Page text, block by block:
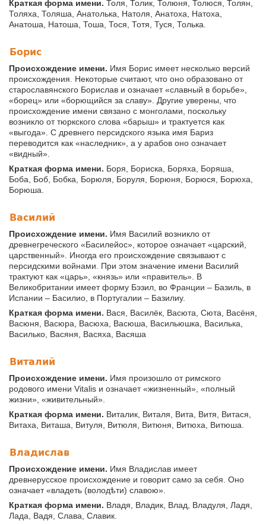
Краткая форма имени. Толя, Толик, Толюня, Толюся, Толян,
Толяха, Толяша, Анатолька, Натоля, Анатоха, Натоха,
Анатоша, Натоша, Тоша, Тося, Тотя, Туся, Толька.
Борис
Происхождение имени. Имя Борис имеет несколько версий
происхождения. Некоторые считают, что оно образовано от
старославянского Борислав и означает «славный в борьбе»,
«борец» или «борющийся за славу». Другие уверены, что
происхождение имени связано с монголами, поскольку
возникло от тюркского слова «барыш» и трактуется как
«выгода». С древнего персидского языка имя Бариз
переводится как «наследник», а у арабов оно означает
«видный».
Краткая форма имени. Боря, Бориска, Боряха, Боряша,
Боба, Боб, Бобка, Борюля, Боруля, Борюня, Борюся, Борюха,
Борюша.
Василий
Происхождение имени. Имя Василий возникло от
древнегреческого «Басилейос», которое означает «царский,
царственный». Иногда его происхождение связывают с
персидскими войнами. При этом значение имени Василий
трактуют как «царь», «князь» или «правитель». В
Великобритании имеет форму Бэзил, во Франции – Базиль, в
Испании – Басилио, в Португалии – Базилиу.
Краткая форма имени. Вася, Василёк, Васюта, Сюта, Васёня,
Васюня, Васюра, Васюха, Васюша, Васильюшка, Василька,
Василько, Васяня, Васяха, Васяша
Виталий
Происхождение имени. Имя произошло от римского
родового имени Vitalis и означает «жизненный», «полный
жизни», «живительный».
Краткая форма имени. Виталик, Виталя, Вита, Витя, Витася,
Витаха, Виташа, Витуля, Витюля, Витюня, Витюха, Витюша.
Владислав
Происхождение имени. Имя Владислав имеет
древнерусское происхождение и говорит само за себя. Оно
означает «владеть (володѣти) славою».
Краткая форма имени. Владя, Владик, Влад, Владуля, Ладя,
Лада, Вадя, Слава, Славик.